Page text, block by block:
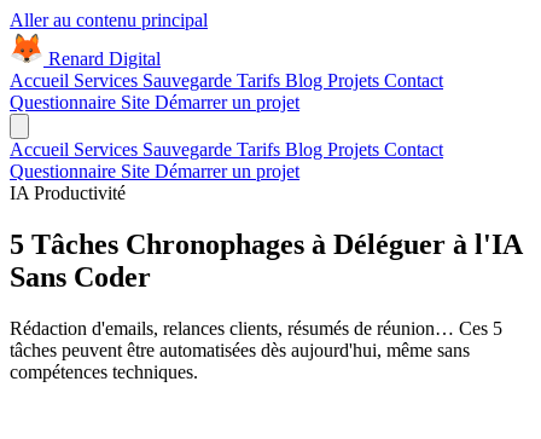
Aller au contenu principal
Renard Digital
Accueil Services Sauvegarde Tarifs Blog Projets Contact
Questionnaire Site Démarrer un projet
Accueil Services Sauvegarde Tarifs Blog Projets Contact
Questionnaire Site Démarrer un projet
IA Productivité
5 Tâches Chronophages à Déléguer à l'IA
Sans Coder
Rédaction d'emails, relances clients, résumés de réunion… Ces 5
tâches peuvent être automatisées dès aujourd'hui, même sans
compétences techniques.